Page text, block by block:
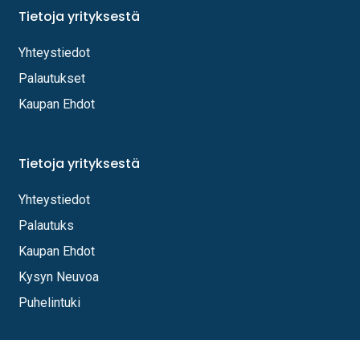
Tietoja yrityksestä
Yhteystiedot
Palautukset
Kaupan Ehdot
Tietoja yrityksestä
Yhteystiedot
Palautuks
Kaupan Ehdot
Kysyn Neuvoa
Puhelintuki